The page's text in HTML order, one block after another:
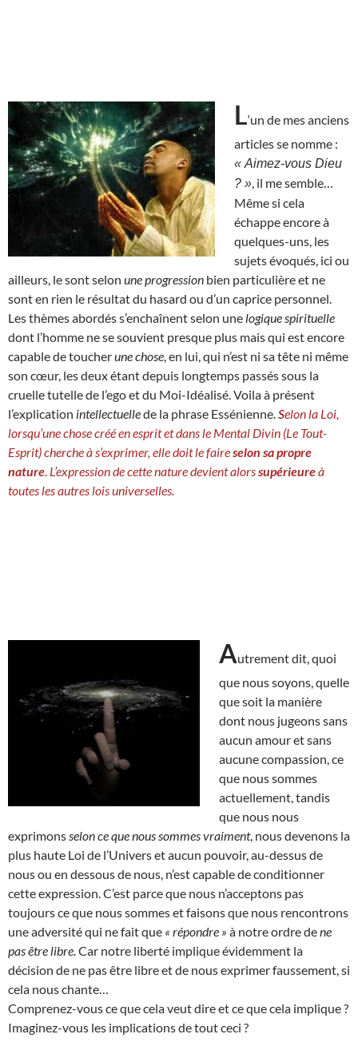
L‘un de mes anciens
articles se nomme :
« Aimez-vous Dieu
? » , il me semble…
Même si cela
échappe encore à
quelques-uns, les
sujets évoqués, ici ou
ailleurs, le sont selon une progression bien particulière et ne
sont en rien le résultat du hasard ou d’un caprice personnel.
Les thèmes abordés s’enchaînent selon une logique spirituelle
dont l’homme ne se souvient presque plus mais qui est encore
capable de toucherune chose , en lui, qui n’est ni sa tête ni même
son cœur, les deux étant depuis longtemps passés sous la
cruelle tutelle de l’ego et du Moi-Idéalisé. Voila à présent
l’explication intellectuellede la phrase Essénienne. Selon la Loi,
lorsqu’une chose créé en esprit et dans le Mental Divin (Le Tout-
Esprit) cherche à s’exprimer, elle doit le faireselon sa propre
nature . L’expression de cette nature devient alorssupérieureà
toutes les autres lois universelles.
Autrement dit, quoi
que nous soyons, quelle
que soit la manière
dont nous jugeons sans
aucun amour et sans
aucune compassion, ce
que nous sommes
actuellement, tandis
que nous nous
exprimons selon ce que nous sommes vraiment, nous devenons la
plus haute Loi de l’Univers et aucun pouvoir, au-dessus de
nous ou en dessous de nous, n’est capable de conditionner
cette expression. C’est parce que nous n’acceptons pas
toujours ce que nous sommes et faisons que nous rencontrons
une adversité qui ne fait que « répondre » à notre ordre dene
pas être libre. Car notre liberté implique évidemment la
décision de ne pas être libre et de nous exprimer faussement, si
cela nous chante…
Comprenez-vous ce que cela veut dire et ce que cela implique ?
Imaginez-vous les implications de tout ceci ?